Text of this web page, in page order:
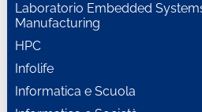
Laboratorio Embedded
Manufacturing
HPC
Infolife
Informatica e Scuola